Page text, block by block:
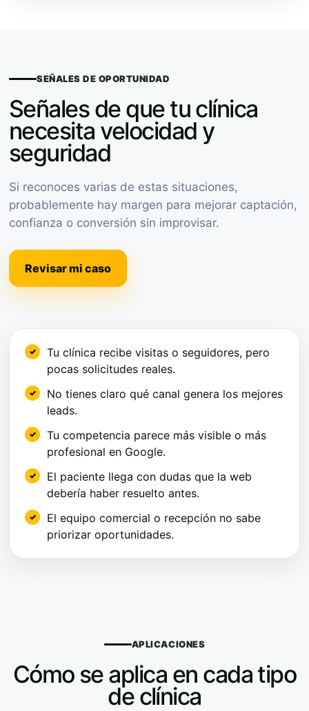
SEÑALES DE OPORTUNIDAD
Señales de que tu clínica
necesita velocidad y
seguridad
Si reconoces varias de estas situaciones,
probablemente hay margen para mejorar captación,
confianza o conversión sin improvisar.
Revisar mi caso
Tu clínica recibe visitas o seguidores, pero
pocas solicitudes reales.
No tienes claro qué canal genera los mejores
leads.
Tu competencia parece más visible o más
profesional en Google.
El paciente llega con dudas que la web
debería haber resuelto antes.
El equipo comercial o recepción no sabe
priorizar oportunidades.
APLICACIONES
Cómo se aplica en cada tipo
de clínica